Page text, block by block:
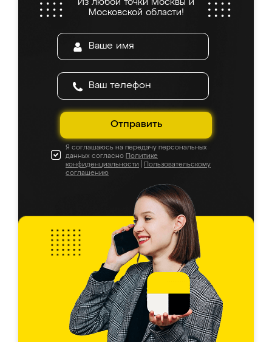
Из любой точки Москвы и
Московской области!
Отправить
Я соглашаюсь на передачу персональных
данных согласно Политике
конфиденциальности
Пользовательскому
соглашению